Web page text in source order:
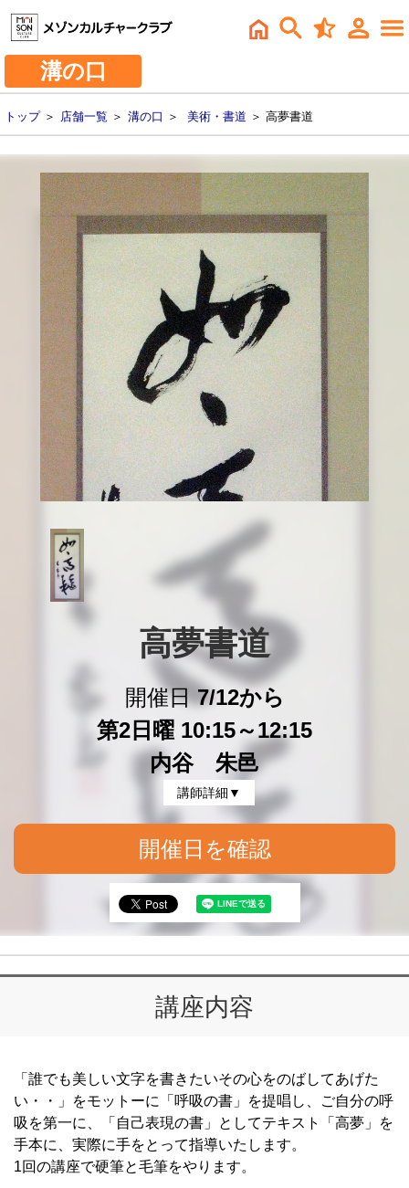
溝の口
トップ＞ 店舗一覧 ＞ 溝の口 ＞ 美術・書道 ＞ 高夢書道
高夢書道
開催日7/12から
第2日曜 10:15～12:15
内谷 朱邑
講師詳細▼
開催日を確認
講座内容
「誰でも美しい文字を書きたいその心をのばしてあげた
い・・」をモットーに「呼吸の書」を提唱し、ご自分の呼
吸を第一に、「自己表現の書」としてテキスト「高夢」を
手本に、実際に手をとって指導いたします。
1回の講座で硬筆と毛筆をやります。